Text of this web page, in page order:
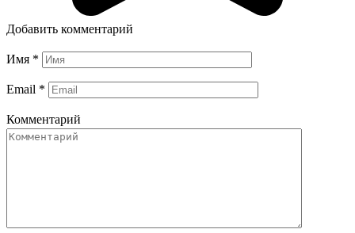
Добавить комментарий
Имя *
Email *
Комментарий